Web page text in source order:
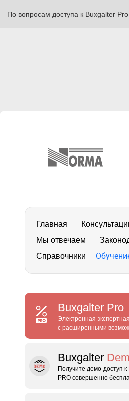
По вопросам доступа к Buxgalter
Главная
Мы отвечаем
Справочники
Buxgalter Pro
Электронная
с расширенными
Buxgalter
Получите демо‑доступ
PRO совершенно